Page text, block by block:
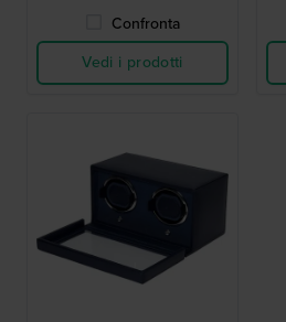
Confronta
Vedi i prodotti